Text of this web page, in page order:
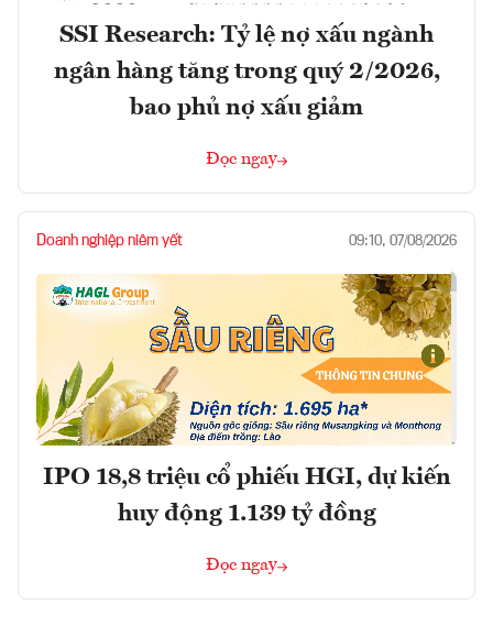
SSI Research: Tỷ lệ nợ xấu ngành
ngân hàng tăng trong quý 2/2026,
bao phủ nợ xấu giảm
Đọc ngay
Doanh nghiệp niêm yết 09:10, 07/08/2026
IPO 18,8 triệu cổ phiếu HGI, dự kiến
huy động 1.139 tỷ đồng
Đọc ngay